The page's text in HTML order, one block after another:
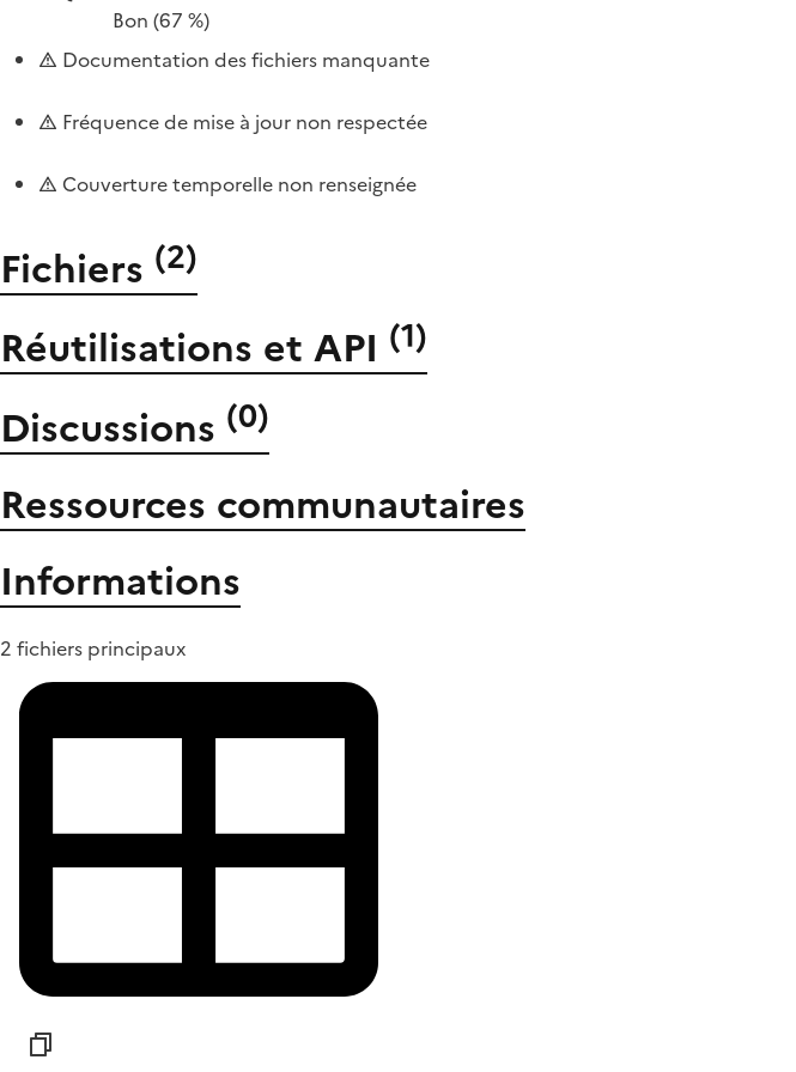
Bon (67 %)
Documentation des fichiers manquante
Fréquence de mise à jour non respectée
Couverture temporelle non renseignée
Fichiers (2)
Réutilisations et API (1)
Discussions (0)
Ressources communautaires
Informations
2 fichiers principaux